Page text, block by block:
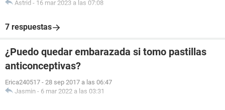
Astrid - 16 mar 2023 a las 07:08
7 respuestas
¿Puedo quedar embarazada si tomo pastillas
anticonceptivas?
Erica240517 - 28 sep 2017 a las 06:47
Jasmin - 6 mar 2022 a las 03:31